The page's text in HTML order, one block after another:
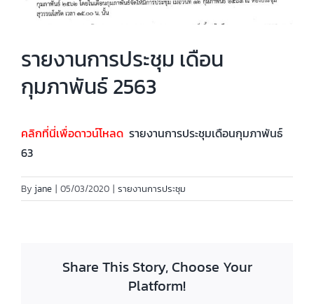
รายงานการประชุม เดือน
กุมภาพันธ์ 2563
คลิกที่นี่เพื่อดาวน์โหลด รายงานการประชุมเดือนกุมภาพันธ์
63
By jane | 05/03/2020 | รายงานการประชุม
Share This Story, Choose Your
Platform!